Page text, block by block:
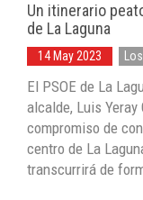
Un itinerario
de La Laguna
14 May 2023
El PSOE de La
alcalde, Luis
compromiso de
centro de La
transcurrirá de